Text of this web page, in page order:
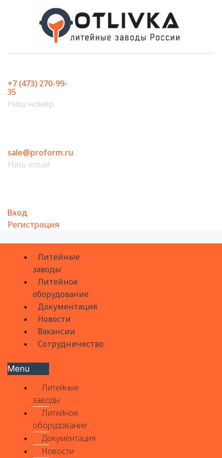
содержимому
+7 (473) 270-99-
35
Наш номер
sale@proform.ru
Наш email
Вход
Регистрация
Литейные
заводы
Литейное
оборудование
Документация
Новости
Вакансии
Сотрудничество
Menu
Литейные
заводы
Литейное
оборудование
Документация
Новости